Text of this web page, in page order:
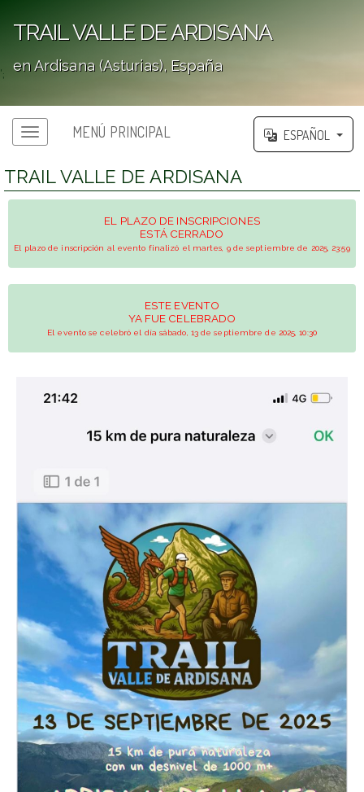
TRAIL VALLE DE ARDISANA
en Ardisana (Asturias), España
';
MENÚ PRINCIPAL ESPAÑOL
TRAIL VALLE DE ARDISANA
EL PLAZO DE INSCRIPCIONES
ESTÁ CERRADO
El plazo de inscripción al evento finalizó el martes, 9 de septiembre de 2025, 23:59
ESTE EVENTO
YA FUE CELEBRADO
El evento se celebró el día sábado, 13 de septiembre de 2025, 10:30